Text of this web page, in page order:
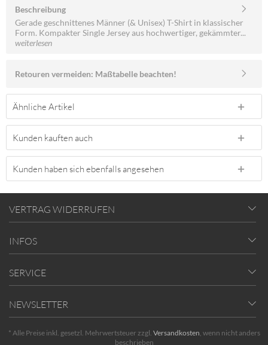
Beschreibung
Gerade geschnittenes Männer (& Unisex) T-Shirt in klassischer
Form. Kompakter Single Jersey aus hochwertiger, gekämmter...
weiterlesen
Retouren vermeiden: Maßtabelle beachten!
Ähnliche Artikel
Kunden kauften auch
Kunden haben sich ebenfalls angesehen
VERTRAG WIDERRUFEN
INFOS
SERVICE
NEWSLETTER
* Alle Preise inkl. gesetzl. Mehrwertsteuer zzgl. Versandkosten, wenn nicht anders
beschrieben